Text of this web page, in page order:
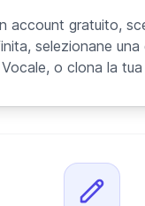
account gratuito,
selezionane una
Vocale, o clona la